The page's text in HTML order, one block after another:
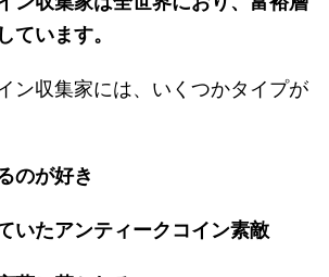
ています。
ン収集家には、いくつかタイプが
のが好き
いたアンティークコイン素敵